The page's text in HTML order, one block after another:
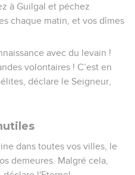
à Guilgal et péchez
chaque matin, et vos dîmes
avec du levain !
volontaires ! C’est en
déclare le Seigneur,
dans toutes vos villes, le
demeures. Malgré cela,